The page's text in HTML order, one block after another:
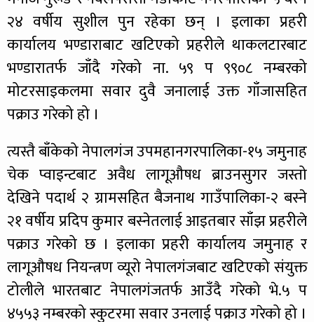
२४ वर्षीय सुशील पुन रहेका छन् । इलाका प्रहरी
कार्यालय भण्डाराबाट खटिएको प्रहरीले थाकलटारबाट
भण्डारातर्फ जाँदै गरेको ना. ५९ प ९९०८ नम्बरको
मोटरसाइकलमा सवार दुवै जनालाई उक्त गाँजासहित
पक्राउ गरेको हो ।
त्यस्तै बाँकेको नेपालगंज उपमहानगरपालिका-१५ जमुनाह
चेक प्वाइन्टबाट अवैध लागूऔषध ब्राउनसुगर जस्तो
देखिने पदार्थ २ ग्रामसहित बैजनाथ गाउँपालिका-२ बस्ने
२१ वर्षीय प्रदिप कुमार बस्नेतलाई आइतबार साँझ प्रहरीले
पक्राउ गरेको छ । इलाका प्रहरी कार्यालय जमुनाह र
लागूऔषध नियन्त्रण व्यूरो नेपालगंजबाट खटिएको संयुक्त
टोलीले भारतबाट नेपालगंजतर्फ आउँदै गरेको भे.५ प
४५५३ नम्बरको स्कुटरमा सवार उनलाई पक्राउ गरेको हो ।